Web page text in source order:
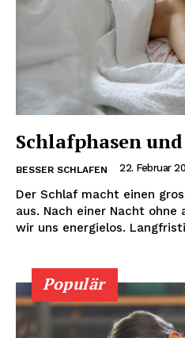
Schlafphasen
BESSER SCHLAFEN 22. Februar
Der Schlaf macht einen
aus. Nach einer Nacht
wir uns energielos.
Populär